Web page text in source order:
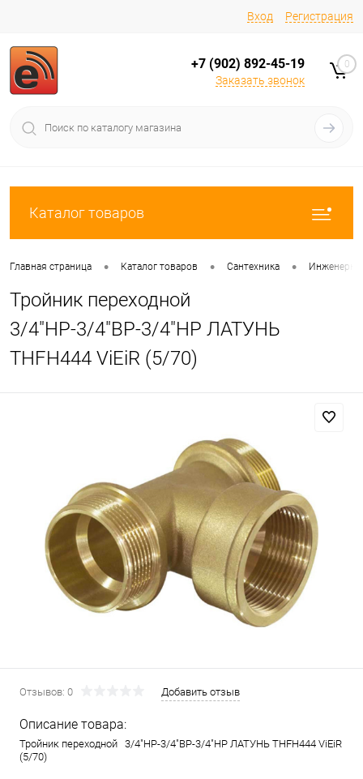
Вход Регистрация
+7 (902) 892-45-19
Заказать звонок
0
Каталог товаров
Главная страница • Каталог товаров • Сантехника •
Тройник переходной
3/4"НР-3/4"ВР-3/4"НР ЛАТУНЬ
THFH444 ViEiR (5/70)
Отзывов: 0 Добавить отзыв
Описание товара:
Тройник переходной 3/4"НР-3/4"ВР-3/4"НР ЛАТУНЬ THFH444 ViEiR
(5/70)